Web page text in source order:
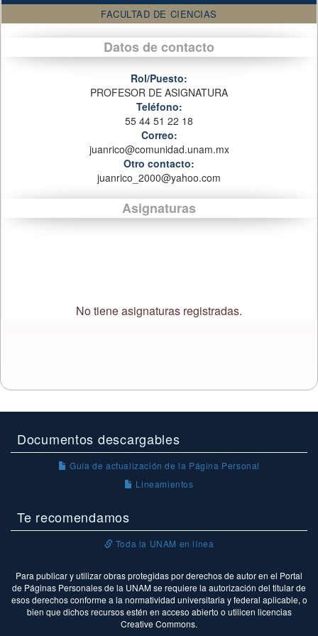
FACULTAD DE CIENCIAS
Datos de contacto
Rol/Puesto:
PROFESOR DE ASIGNATURA
Teléfono:
55 44 51 22 18
Correo:
juanrico@comunidad.unam.mx
Otro contacto:
juanrico_2000@yahoo.com
Asignaturas
No tiene asignaturas registradas.
Documentos descargables
Guía de actualización de la Página Personal
Lineamientos
Te recomendamos
Toda la UNAM en línea
Para publicar y utilizar obras protegidas por derechos de autor en el Portal
de Páginas Personales de la UNAM se requiere la autorización del titular de
esos derechos conforme a la normatividad universitaria y federal aplicable, o
bien que dichos recursos estén en acceso abierto o utilicen licencias
Creative Commons.